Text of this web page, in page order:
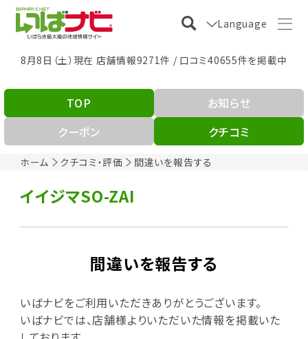
Language
8月8日（土）現在 店舗情報9271件 / 口コミ40655件を掲載中
ホーム クチコミ・評価 間違いを報告する
TOP
お知らせ
クーポン
クチコミ
イイジマSO-ZAI
間違いを報告する
いばナビをご利用いただきありがとうございます。
いばナビでは、店舗様よりいただいた情報を掲載いた